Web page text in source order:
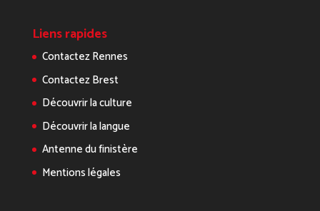
Liens rapides
Contactez Rennes
Contactez Brest
Découvrir la culture
Découvrir la langue
Antenne du finistère
Mentions légales